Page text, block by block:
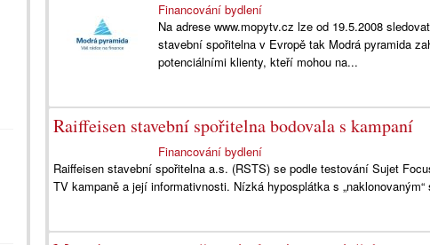
Financování bydlení
Na adrese www.mopytv.cz lze od 19.5.2008
stavební spořitelna v Evropě tak Modrá pyramida
potenciálními klienty, kteří mohou na...
Raiffeisen stavební spořitelna bodovala s kampaní
Financování bydlení
Raiffeisen stavební spořitelna a.s. (RSTS) se podle testování Sujet
TV kampaně a její informativnosti. Nízká hyposplátka s